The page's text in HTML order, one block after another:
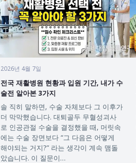
2026년 4월 7일
전국 재활병원 현황과 입원 기간, 내가 수
술전 알아본 3가지
솔 직히 말하면, 수술 자체보다 그 이후가
더 막막했습니다. 대퇴골두 무혈성괴사
로 인공관절 수술을 결정했을 때, 머릿속
에는 수술 장면보다 “그 다음은 어떻게
해야되는 거지?” 라는 생각이 계속 맴돌
았습니다. 이 질문이…